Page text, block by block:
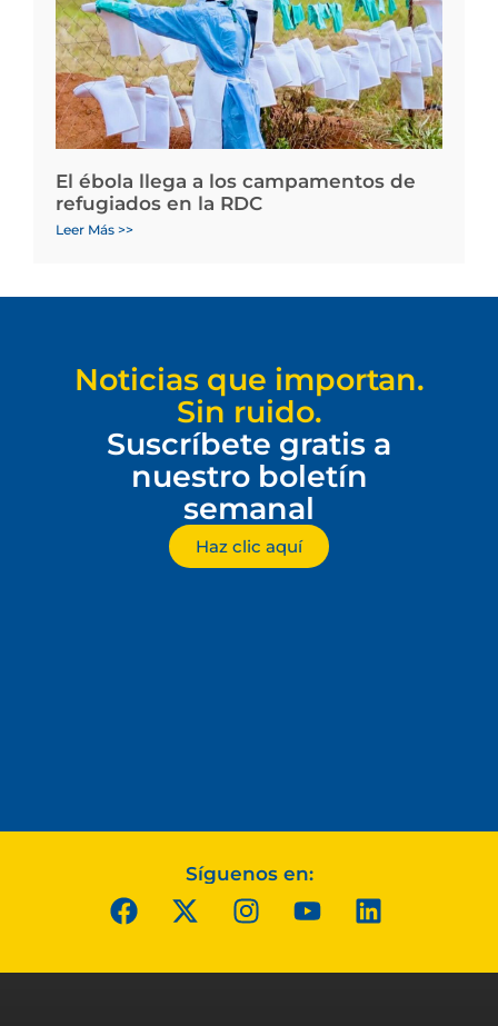
El ébola llega a los campamentos de
refugiados en la RDC
Leer Más >>
Noticias que importan.
Sin ruido.
Suscríbete gratis a
nuestro boletín
semanal
Haz clic aquí
Síguenos en: